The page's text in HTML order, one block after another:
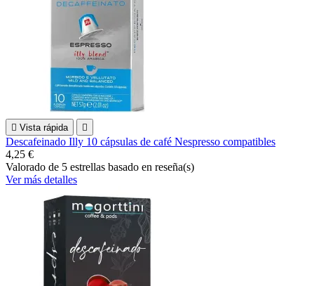
 Vista rápida 
Descafeinado Illy 10 cápsulas de café Nespresso compatibles
4,25 €
Valorado de 5 estrellas basado en reseña(s)
Ver más detalles